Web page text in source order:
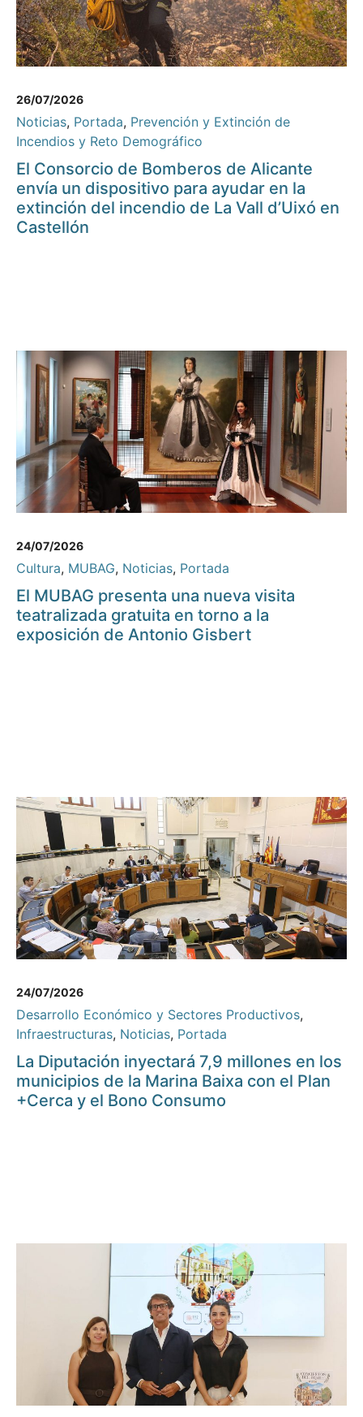
26/07/2026
Noticias, Portada, Prevención y Extinción de
Incendios y Reto Demográfico
El Consorcio de Bomberos de Alicante
envía un dispositivo para ayudar en la
extinción del incendio de La Vall d’Uixó en
Castellón
24/07/2026
Cultura, MUBAG, Noticias, Portada
El MUBAG presenta una nueva visita
teatralizada gratuita en torno a la
exposición de Antonio Gisbert
24/07/2026
Desarrollo Económico y Sectores Productivos,
Infraestructuras, Noticias, Portada
La Diputación inyectará 7,9 millones en los
municipios de la Marina Baixa con el Plan
+Cerca y el Bono Consumo